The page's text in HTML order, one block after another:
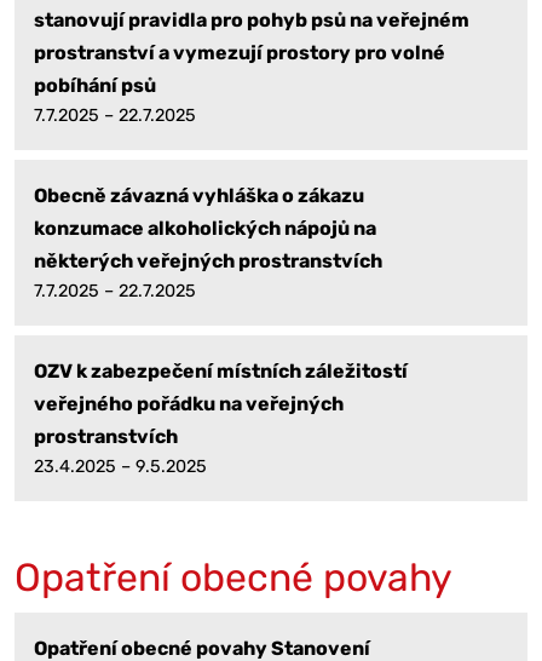
stanovují pravidla pro pohyb psů na veřejném
prostranství a vymezují prostory pro volné
pobíhání psů
7.7.2025 – 22.7.2025
Obecně závazná vyhláška o zákazu
konzumace alkoholických nápojů na
některých veřejných prostranstvích
7.7.2025 – 22.7.2025
OZV k zabezpečení místních záležitostí
veřejného pořádku na veřejných
prostranstvích
23.4.2025 – 9.5.2025
Opatření obecné povahy
Opatření obecné povahy Stanovení